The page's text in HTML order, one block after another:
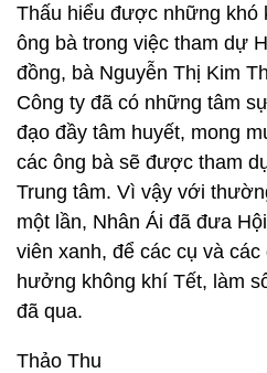
Thấu hiểu được những khó
ông bà trong việc tham dự
đồng, bà Nguyễn Thị Kim
Công ty đã có những tâm
đạo đầy tâm huyết, mong
các ông bà sẽ được tham
Trung tâm. Vì vậy với
một lần, Nhân Ái đã đưa
viên xanh, để các cụ và
hưởng không khí Tết, làm
đã qua.
Thảo Thu